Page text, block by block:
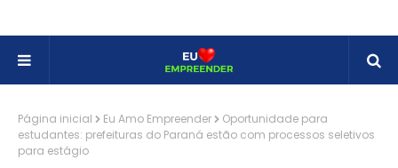
Página inicial Eu Amo Empreender
Oportunidade para
estudantes: prefeituras do Paraná estão com processos seletivos
para estágio